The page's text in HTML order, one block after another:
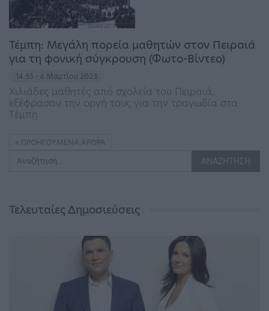
Τέμπη: Μεγάλη πορεία μαθητών στον Πειραιά
για τη φονική σύγκρουση (Φωτο-Βίντεο)
14:55 - 6 Μαρτίου 2023
Χιλιάδες μαθητές από σχολεία του Πειραιά,
εξέφρασαν την οργή τους για την τραγωδία στα
Τέμπη
ΠΡΟΗΓΟΎΜΕΝΑ ΆΡΘΡΑ
Τελευταίες Δημοσιεύσεις